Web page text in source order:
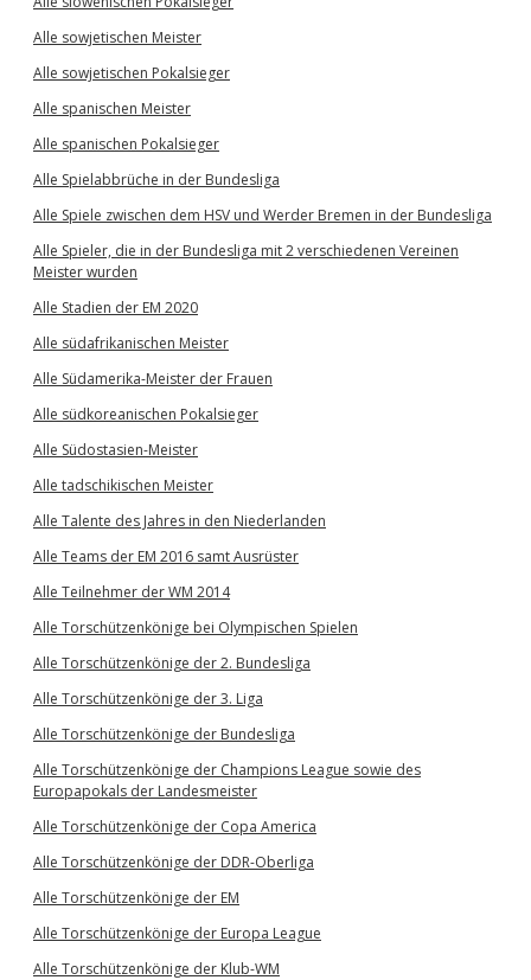
Alle sowjetischen Meister
Alle sowjetischen Pokalsieger
Alle spanischen Meister
Alle spanischen Pokalsieger
Alle Spielabbrüche in der Bundesliga
Alle Spiele zwischen dem HSV und Werder Bremen in der Bundesliga
Alle Spieler, die in der Bundesliga mit 2 verschiedenen Vereinen
Meister wurden
Alle Stadien der EM 2020
Alle südafrikanischen Meister
Alle Südamerika-Meister der Frauen
Alle südkoreanischen Pokalsieger
Alle Südostasien-Meister
Alle tadschikischen Meister
Alle Talente des Jahres in den Niederlanden
Alle Teams der EM 2016 samt Ausrüster
Alle Teilnehmer der WM 2014
Alle Torschützenkönige bei Olympischen Spielen
Alle Torschützenkönige der 2. Bundesliga
Alle Torschützenkönige der 3. Liga
Alle Torschützenkönige der Bundesliga
Alle Torschützenkönige der Champions League sowie des
Europapokals der Landesmeister
Alle Torschützenkönige der Copa America
Alle Torschützenkönige der DDR-Oberliga
Alle Torschützenkönige der EM
Alle Torschützenkönige der Europa League
Alle Torschützenkönige der Klub-WM